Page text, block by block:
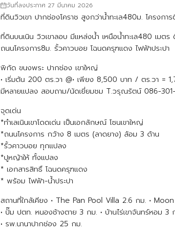
วันที่ลงประกาศ 27 มีนาคม 2026
ที่ดินวิวเขา ปากช่องโคราช สูงกว่าน้ำทะเล480ม. โครง
ที่ดินบนเนิน วิวเขาลอบ มีแหล่งน้ำ เหนือน้ำทะเล480 เมต
ถนนโครงการ8ม. รั้วคาวบอย โฉนดครุฑแดง ไฟฟ้าประปา
พิกัด ขนงพระ ปากช่อง เขาใหญ่
• เริ่มต้น 200 ตร.วา @• เพียง 8,500 บาท / ตร.วา =
มีหลายแปลง สอบถาม/นัดเยี่ยมชม T.วรุณรัตน์ 086-
จุดเด่น
*ทำเลเนินเขาโดดเด่น เป็นเอกลักษณ์ โซนเขาใหญ่
*ถนนโครงการ กว้าง 8 เมตร (ลาดยาง) ล้อม 3 ด้าน
*รั้วคาวบอย ทุกแปลง
*ปูหญ้าให้ ทั้งแปลง
* เอกสารสิทธิ์ โฉนดครุฑแดง
* พร้อม ไฟฟ้า-น้ำประปา
สถานที่ใกล้เคียง • The Pan Pool Villa 2.6 กม. •
• ปั๊ม ปตท. หนองช้างตาย 3 กม. • บ้านไร่เขาจันทร์หอม 3
• รพ.นานาปากช่อง 25 กม.